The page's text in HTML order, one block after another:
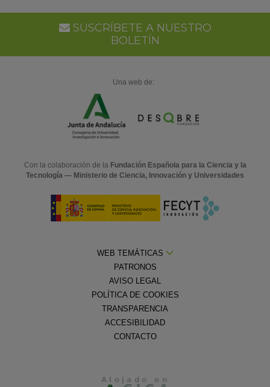
SUSCRÍBETE A NUESTRO
BOLETÍN
Una web de:
Con la colaboración de la Fundación Española para la Ciencia y la
Tecnología — Ministerio de Ciencia, Innovación y Universidades
WEB TEMÁTICAS
PATRONOS
AVISO LEGAL
POLÍTICA DE COOKIES
TRANSPARENCIA
ACCESIBILIDAD
CONTACTO